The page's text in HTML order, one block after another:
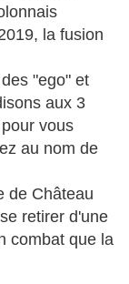
la fusion
"ego" et
aux 3
vous
au nom de
de Château
retirer d'une
combat que la